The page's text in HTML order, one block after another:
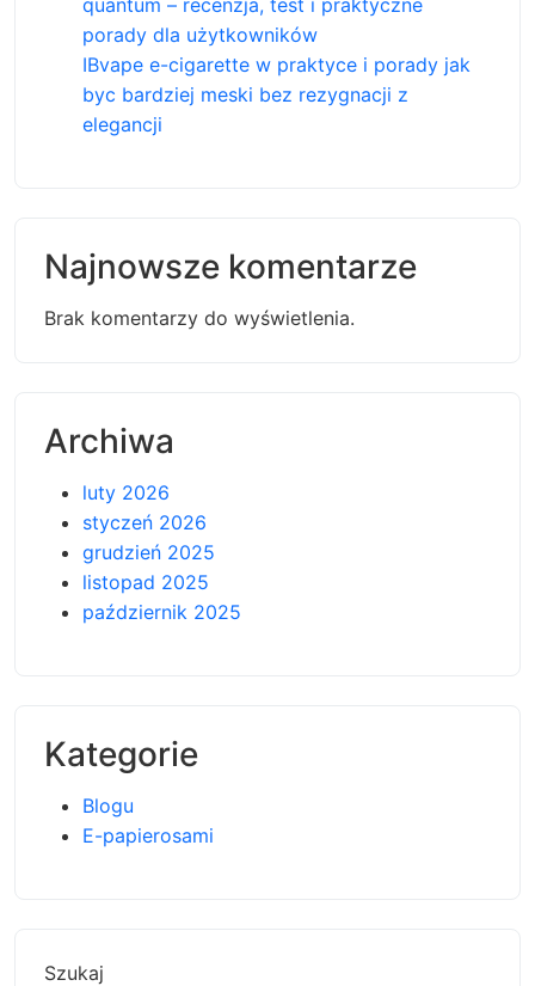
quantum – recenzja, test i praktyczne
porady dla użytkowników
IBvape e-cigarette w praktyce i porady jak
byc bardziej meski bez rezygnacji z
elegancji
Najnowsze komentarze
Brak komentarzy do wyświetlenia.
Archiwa
luty 2026
styczeń 2026
grudzień 2025
listopad 2025
październik 2025
Kategorie
Blogu
E-papierosami
Szukaj